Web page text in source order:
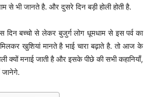
से भी जानते है. और दुसरे दिन बड़ी होली होती है.
दिन बच्चो से लेकर बुजुर्ग लोग धूमधाम से इस पर्व का
खुशियां मानते है भाई चारा बढ़ाते है. तो आज के
क्यों मनाई जाती है और इसके पीछे की सभी कहानियाँ,
जानेगे.